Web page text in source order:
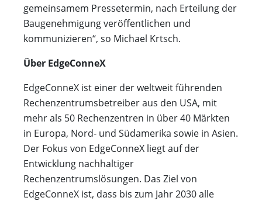
gemeinsamem Pressetermin, nach Erteilung der
Baugenehmigung veröffentlichen und
kommunizieren“, so Michael Krtsch.
Über EdgeConneX
EdgeConneX ist einer der weltweit führenden
Rechenzentrumsbetreiber aus den USA, mit
mehr als 50 Rechenzentren in über 40 Märkten
in Europa, Nord- und Südamerika sowie in Asien.
Der Fokus von EdgeConneX liegt auf der
Entwicklung nachhaltiger
Rechenzentrumslösungen. Das Ziel von
EdgeConneX ist, dass bis zum Jahr 2030 alle